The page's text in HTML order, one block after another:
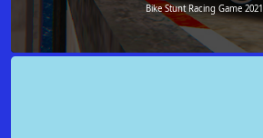
Bike Stunt Racing Game 2021